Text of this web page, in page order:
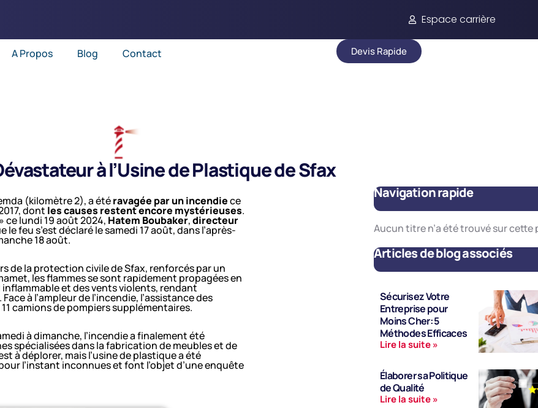
Espace carrière
A Propos Blog Contact Devis Rapide
à l’Usine de Plastique de Sfax
(kilomètre 2), a étéravagée par un incendiece
dont les causes restent encore mystérieuses.
ce lundi 19 août 2024, Hatem Boubaker,directeur
le feu s’est déclaré le samedi 17 août, dans l’après-
18 août.
de la protection civile de Sfax, renforcés par un
les flammes se sont rapidement propagées en
et des vents violents, rendant
à l’ampleur de l’incendie, l’assistance des
camions de pompiers supplémentaires.
à dimanche, l’incendie a finalement été
spécialisées dans la fabrication de meubles et de
à déplorer, mais l’usine de plastique a été
l’instant inconnues et font l’objet d’une enquête
Navigation rapide
Aucun titre n’a été trouvé sur cette
Articles de blog associés
Sécurisez Votre
Entreprise pour
Moins Cher: 5
Méthodes Efficaces
Lire la suite »
Élaborer sa Politique
de Qualité
Lire la suite »